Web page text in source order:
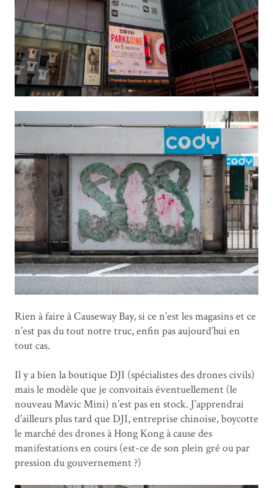
Rien à faire à Causeway Bay, si ce n’est les magasins et ce
n’est pas du tout notre truc, enfin pas aujourd’hui en
tout cas.
Il y a bien la boutique DJI (spécialistes des drones civils)
mais le modèle que je convoitais éventuellement (le
nouveau Mavic Mini) n’est pas en stock. J’apprendrai
d’ailleurs plus tard que DJI, entreprise chinoise, boycotte
le marché des drones à Hong Kong à cause des
manifestations en cours (est-ce de son plein gré ou par
pression du gouvernement ?)